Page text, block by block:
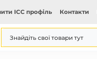
ICC профіль Контакти